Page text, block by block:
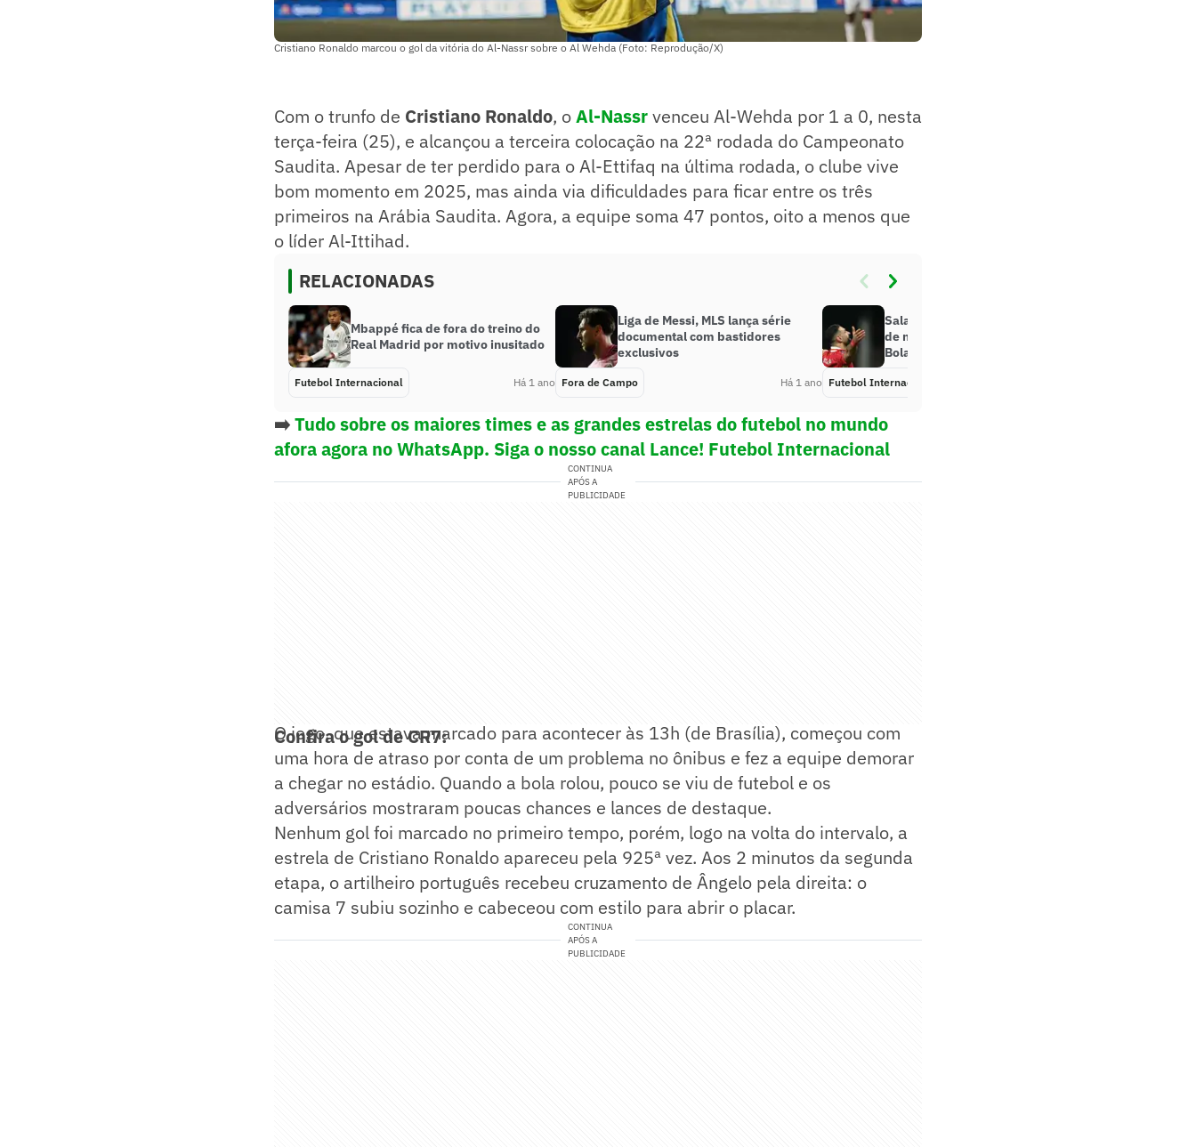
Cristiano Ronaldo marcou o gol da vitória do Al-Nassr sobre o Al Wehda (Foto: Reprodução/X)
Com o trunfo de Cristiano Ronaldo, oAl-Nassrvenceu Al-Wehda por 1 a 0, nesta
terça-feira (25), e alcançou a terceira colocação na 22ª rodada do Campeonato
Saudita. Apesar de ter perdido para o Al-Ettifaq na última rodada, o clube vive
bom momento em 2025, mas ainda via dificuldades para ficar entre os três
primeiros na Arábia Saudita. Agora, a equipe soma 47 pontos, oito a menos que
o líder Al-Ittihad.
RELACIONADAS
Mbappé fica de fora do treino do
Real Madrid por motivo inusitado
Futebol Internacional Há 1 ano
Liga de Messi, MLS lança série
documental com bastidores
exclusivos
Fora de Campo Há 1 ano
Salah, do Liverpool, se aproxima
de números da última disputa por
Bola de Ouro
Futebol Internacional
➡️Tudo sobre os maiores times e as grandes estrelas do futebol no mundo
afora agora no WhatsApp. Siga o nosso canal Lance! Futebol Internacional
CONTINUA
APÓS A
PUBLICIDADE
Confira o gol de CR7:
O jogo, que estava marcado para acontecer às 13h (de Brasília), começou com
uma hora de atraso por conta de um problema no ônibus e fez a equipe demorar
a chegar no estádio. Quando a bola rolou, pouco se viu de futebol e os
adversários mostraram poucas chances e lances de destaque.
Nenhum gol foi marcado no primeiro tempo, porém, logo na volta do intervalo, a
estrela de Cristiano Ronaldo apareceu pela 925ª vez. Aos 2 minutos da segunda
etapa, o artilheiro português recebeu cruzamento de Ângelo pela direita: o
camisa 7 subiu sozinho e cabeceou com estilo para abrir o placar.
CONTINUA
APÓS A
PUBLICIDADE